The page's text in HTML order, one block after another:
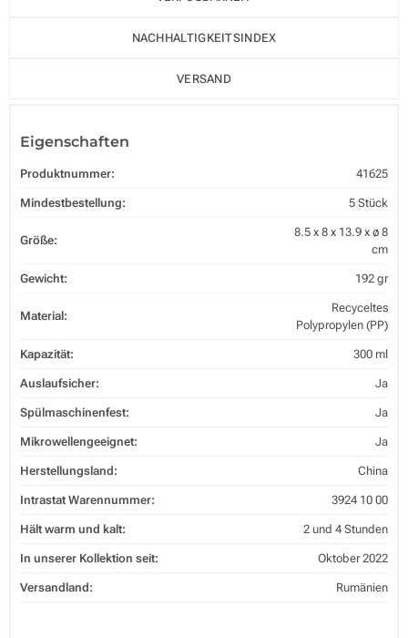
NACHHALTIGKEITSINDEX
VERSAND
Eigenschaften
Produktnummer: 41625
Mindestbestellung: 5 Stück
Größe:
8.5 x 8 x 13.9 x ø 8
cm
Gewicht: 192 gr
Material:
Recyceltes
Polypropylen (PP)
Kapazität: 300 ml
Auslaufsicher: Ja
Spülmaschinenfest: Ja
Mikrowellengeeignet: Ja
Herstellungsland: China
Intrastat Warennummer: 3924 10 00
Hält warm und kalt: 2 und 4 Stunden
In unserer Kollektion seit: Oktober 2022
Versandland: Rumänien